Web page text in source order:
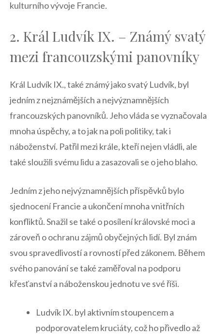
kulturního‍ vývoje Francie.
2. Král Ludvík IX. – Známý svatý
mezi francouzskými panovníky
Král Ludvík⁣ IX., také známý jako svatý Ludvík, byl
jedním z nejznámějších a nejvýznamnějších
francouzských panovníků. Jeho vláda ⁣se vyznačovala
mnoha úspěchy, a to jak na poli politiky, tak i
náboženství. Patřil mezi krále, kteří nejen vládli,⁤ ale
také sloužili svému lidu⁣ a zasazovali se o jeho blaho.
Jedním z jeho nejvýznamnějších příspěvků bylo
sjednocení Francie a ukončení mnoha vnitřních
konfliktů.‌ Snažil se také o posílení královské moci a
zároveň o ochranu zájmů obyčejných lidí. Byl znám
svou spravedlivostí a rovností před zákonem. Během
svého panování se také zaměřoval na podporu
křesťanství a náboženskou jednotu ve své říši.
Ludvík IX. byl aktivním ‌stoupencem a
podporovatelem kruciáty, což ho přivedlo až